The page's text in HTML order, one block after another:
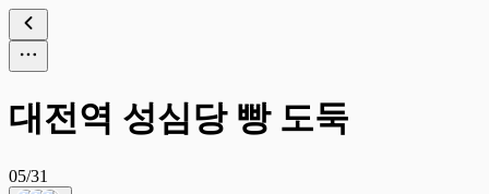
대전역 성심당 빵 도둑
05/31